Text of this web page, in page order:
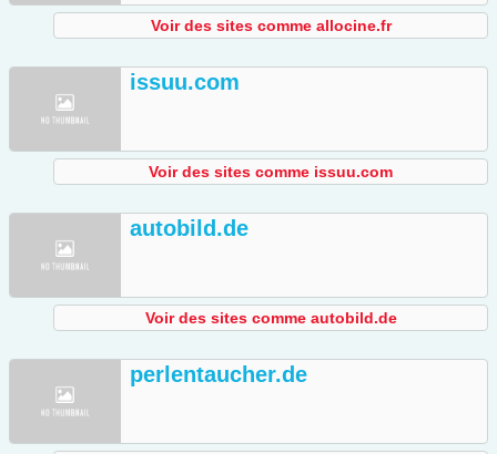
Voir des sites comme allocine.fr
issuu.com
Voir des sites comme issuu.com
autobild.de
Voir des sites comme autobild.de
perlentaucher.de